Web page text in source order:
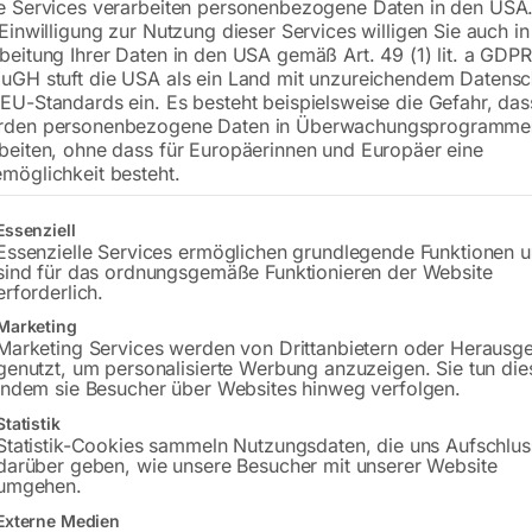
€ 21,00
inkl. MwSt. zzgl.Versandkosten
Lieferzeit:ca. 2 - 3 Tage
Bitte beachten Sie: Die Versandkosten
In den
Sie haben
Gerne
Services verarbeiten personenbezogene Daten in den
zur Nutzung dieser Services willigen Sie auch
Ihrer Daten in den USA gemäß Art. 49 (1) lit. a
stuft die USA als ein Land mit unzureichendem
Standards ein. Es besteht beispielsweise die Gefahr,
personenbezogene Daten in
ohne dass für Europäerinnen und Europäer eine
besteht.
eine Liste der Service-Gruppen, für die eine Einwilligung erteilt
Services ermöglichen grundlegende Funktionen
für das ordnungsgemäße Funktionieren der Website
Services werden von Drittanbietern oder
um personalisierte Werbung anzuzeigen. Sie tun
sie Besucher über Websites hinweg verfolgen.
Cookies sammeln Nutzungsdaten, die uns
geben, wie unsere Besucher mit unserer Website
Medien